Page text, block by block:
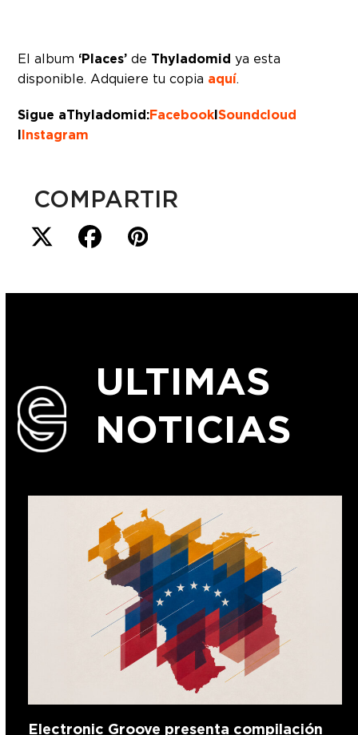
El album ‘Places’ de Thyladomid ya esta
disponible. Adquiere tu copia aquí.
Sigue a Thyladomid:FacebookISoundcloud
IInstagram
COMPARTIR
ULTIMAS
NOTICIAS
Electronic Groove presenta compilación